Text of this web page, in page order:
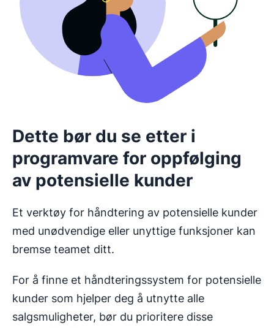
Dette bør du se etter i
programvare for oppfølging
av potensielle kunder
Et verktøy for håndtering av potensielle kunder
med unødvendige eller unyttige funksjoner kan
bremse teamet ditt.
For å finne et håndteringssystem for potensielle
kunder som hjelper deg å utnytte alle
salgsmuligheter, bør du prioritere disse